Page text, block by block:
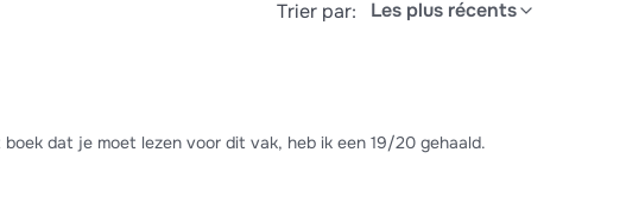
Trier par: Les plus récents
dat je moet lezen voor dit vak, heb ik een 19/20 gehaald.